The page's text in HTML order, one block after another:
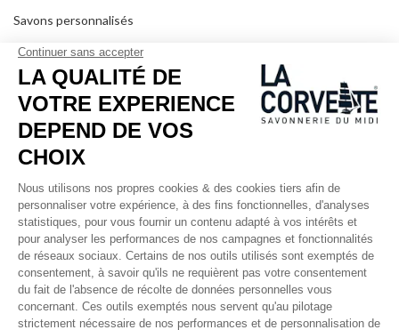
Savons personnalisés
Visiter le musée
Devenir revendeur
Dans les médias
Salle de séminaire
Mentions légales
RÉSEAUX SOCIAUX
Facebook
Instagram
Pinterest